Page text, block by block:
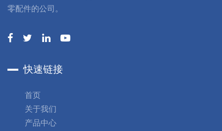
零配件的公司。
快速链接
首页
关于我们
产品中心